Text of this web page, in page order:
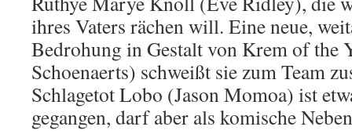
ihres Vaters rächen will. Eine neue,
Bedrohung in Gestalt von Krem of the
Schoenaerts) schweißt sie zum Team
Schlagetot Lobo (Jason Momoa) ist
gegangen, darf aber als komische